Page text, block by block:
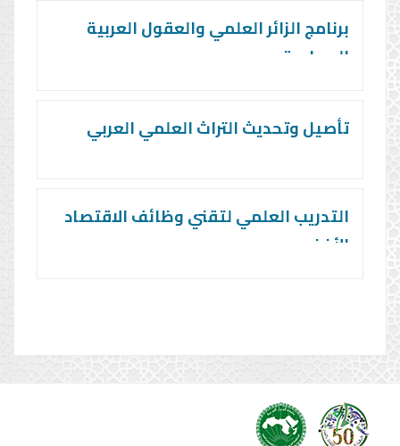
برنامج الزائر العلمي والعقول العربية
المهاجرة
تأصيل وتحديث التراث العلمي العربي
التدريب العلمي لتقني وظائف الاقتصاد
الأخضر